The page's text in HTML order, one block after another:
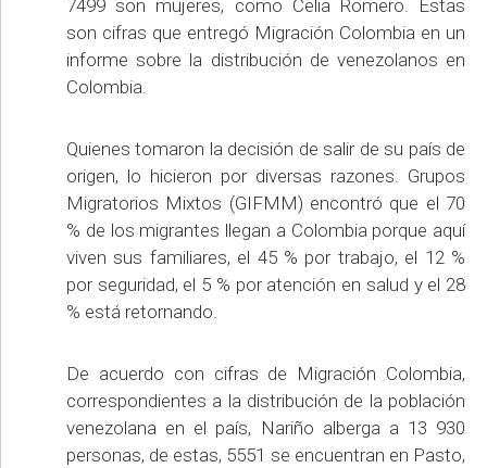
7499 son mujeres, como Celia Romero. Estas
son cifras que entregó Migración Colombia en un
informe sobre la distribución de venezolanos en
Colombia.
Quienes tomaron la decisión de salir de su país de
origen, lo hicieron por diversas razones. Grupos
Migratorios Mixtos (GIFMM) encontró que el 70
% de los migrantes llegan a Colombia porque aquí
viven sus familiares, el 45 % por trabajo, el 12 %
por seguridad, el 5 % por atención en salud y el 28
% está retornando.
De acuerdo con cifras de Migración Colombia,
correspondientes a la distribución de la población
venezolana en el país, Nariño alberga a 13 930
personas, de estas, 5551 se encuentran en Pasto,